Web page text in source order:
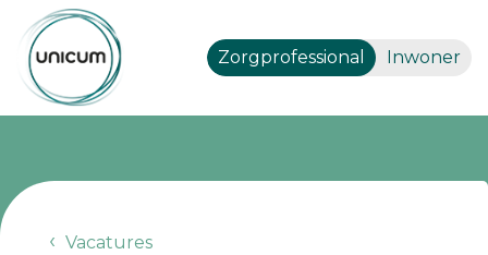
Zorgprofessional Inwoner
Vacatures